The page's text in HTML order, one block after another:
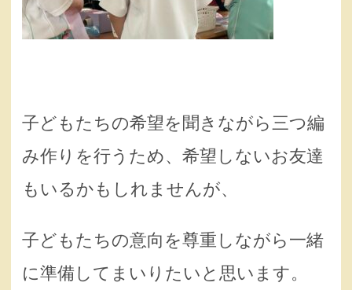
子どもたちの希望を聞きながら三つ編
み作りを行うため、希望しないお友達
もいるかもしれませんが、
子どもたちの意向を尊重しながら一緒
に準備してまいりたいと思います。